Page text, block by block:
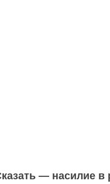
— насилие в